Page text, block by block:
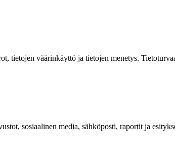
tietojen väärinkäyttö ja tietojen menetys.
sosiaalinen media, sähköposti, raportit ja